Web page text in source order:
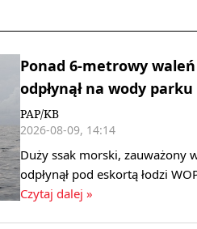
Ponad 6-metrowy
odpłynął na wody
PAP/KB
2026-08-09, 14:14
Duży ssak morski, zauważony
odpłynął pod eskortą łodzi
Czytaj dalej »